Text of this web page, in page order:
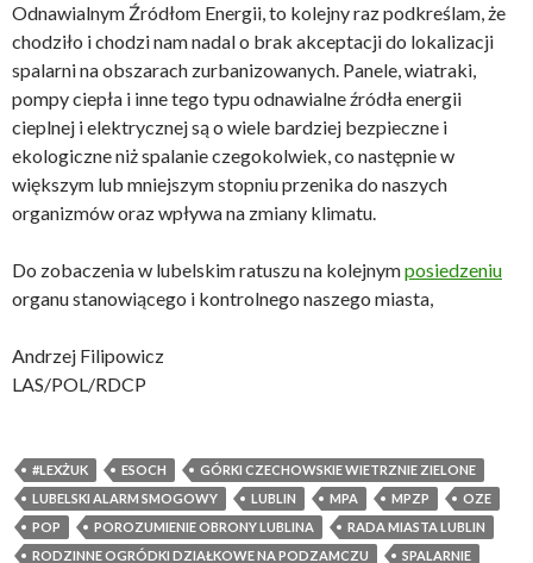
Odnawialnym Źródłom Energii, to kolejny raz podkreślam, że
chodziło i chodzi nam nadal o brak akceptacji do lokalizacji
spalarni na obszarach zurbanizowanych. Panele, wiatraki,
pompy ciepła i inne tego typu odnawialne źródła energii
cieplnej i elektrycznej są o wiele bardziej bezpieczne i
ekologiczne niż spalanie czegokolwiek, co następnie w
większym lub mniejszym stopniu przenika do naszych
organizmów oraz wpływa na zmiany klimatu.
Do zobaczenia w lubelskim ratuszu na kolejnymposiedzeniu
organu stanowiącego i kontrolnego naszego miasta,
Andrzej Filipowicz
LAS/POL/RDCP
#LEXŻUK ESOCH
GÓRKI CZECHOWSKIE WIETRZNIE ZIELONE
LUBELSKI ALARM SMOGOWY
LUBLIN MPA MPZP
OZE
POP
POROZUMIENIE OBRONY LUBLINA
RADA MIASTA LUBLIN
RODZINNE OGRÓDKI DZIAŁKOWE NA PODZAMCZU
SPALARNIE